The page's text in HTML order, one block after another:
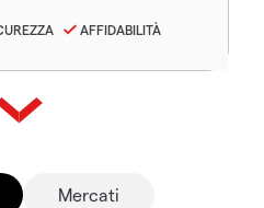
AFFIDABILITÀ
Mercati